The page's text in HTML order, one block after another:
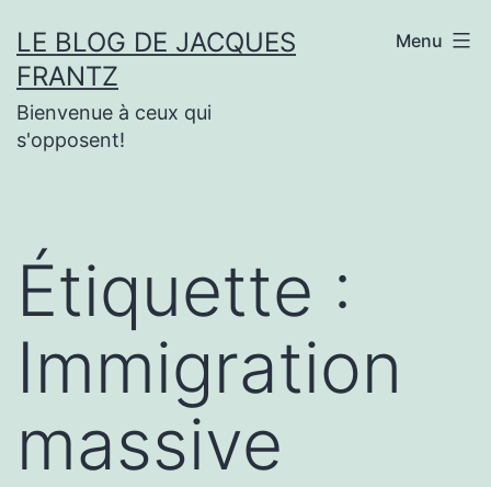
au
contenu
LE BLOG DE JACQUES
FRANTZ
Bienvenue à ceux qui
s'opposent!
Menu
Étiquette :
Immigration
massive